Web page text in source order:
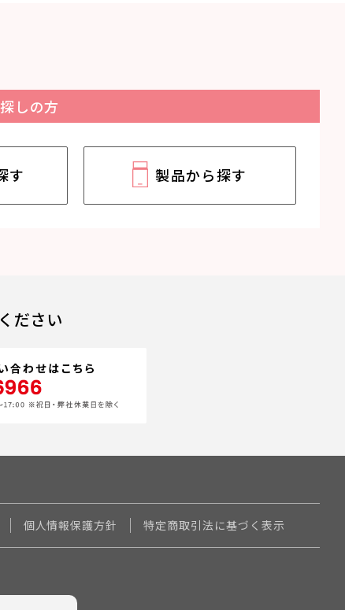
しの方
す 製品から探す
ださい
個人情報保護方針 特定商取引法に基づく表示